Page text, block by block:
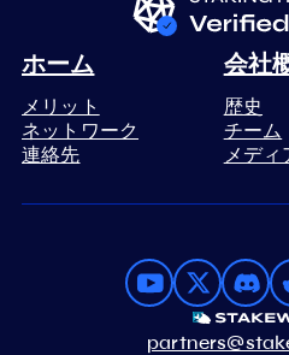
ホーム
メリット
ネットワーク
連絡先
会社
歴史
チーム
メディ